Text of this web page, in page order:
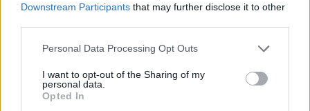
Downstream Participants that may further disclose it to other
Please note that this website/app uses one or more Google
not limited to your visit or usage behaviour. You may click to
grant or deny consent to Google and its third-party tags to
use your data for below specified purposes in below Google
Personal Data Processing Opt Outs
I want to opt-out of the Sharing of my
personal data.
Opted In
#opus energetika